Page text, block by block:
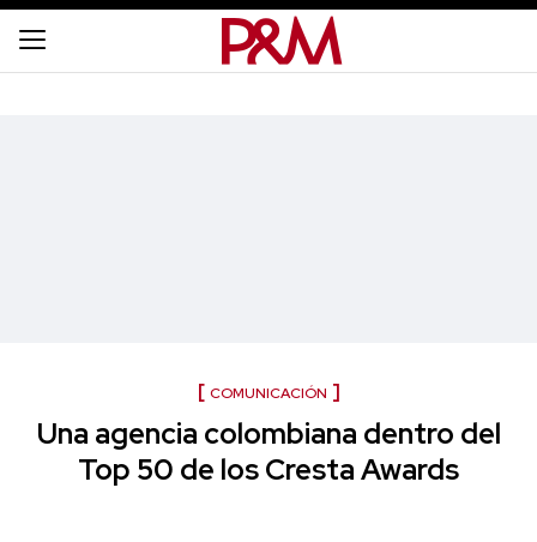
COMUNICACIÓN
Una agencia colombiana dentro del
Top 50 de los Cresta Awards